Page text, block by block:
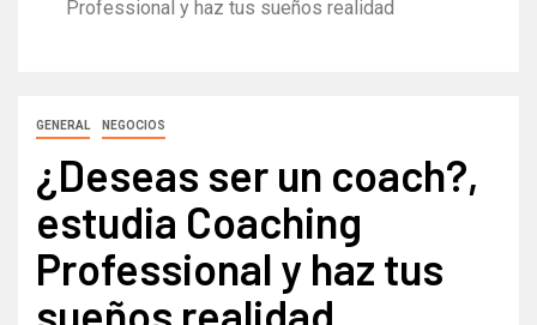
Professional y haz tus sueños realidad
GENERAL NEGOCIOS
¿Deseas ser un coach?,
estudia Coaching
Professional y haz tus